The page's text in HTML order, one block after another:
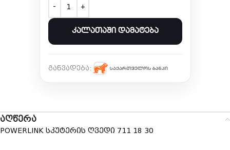
ᲙᲐᲚᲐᲗᲐᲨᲘ ᲓᲐᲛᲐᲢᲔᲑᲐ
განვადება:
აღწერა
POWERLINK სკუტერის ღვედი 711 18 30